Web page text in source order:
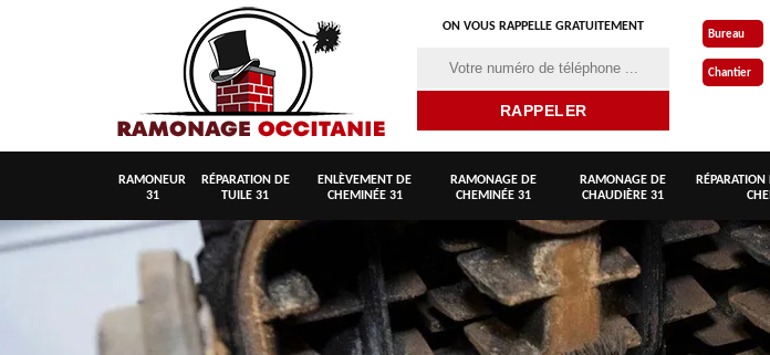
ON VOUS RAPPELLE GRATUITEMENT
Bureau
Chantier
RAMONEUR
31
RÉPARATION DE
TUILE 31
ENLÈVEMENT DE
CHEMINÉE 31
RAMONAGE DE
CHEMINÉE 31
RAMONAGE DE
CHAUDIÈRE 31